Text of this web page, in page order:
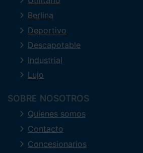
Berlina
Deportivo
Descapotable
Industrial
Lujo
SOBRE NOSOTROS
Quienes somos
Contacto
Concesionarios